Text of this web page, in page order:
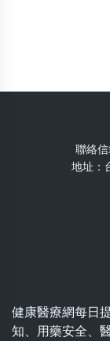
聯絡信
地址：
健康醫療網每日
知、用藥安全、